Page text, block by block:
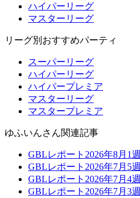
ハイパーリーグ
マスターリーグ
リーグ別おすすめパーティ
スーパーリーグ
ハイパーリーグ
ハイパープレミア
マスターリーグ
マスタープレミア
ゆふいんさん関連記事
GBLレポート2026年8月1週
GBLレポート2026年7月5週
GBLレポート2026年7月4週
GBLレポート2026年7月3週